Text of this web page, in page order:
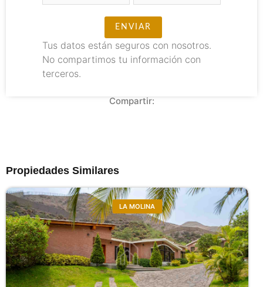
Tus datos están seguros con nosotros.
No compartimos tu información con
terceros.
Compartir:
Propiedades Similares
LA MOLINA